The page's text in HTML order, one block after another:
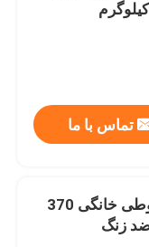
تماس با ما
آسیاب قهوه مخروطی خانگی 370
زنگ